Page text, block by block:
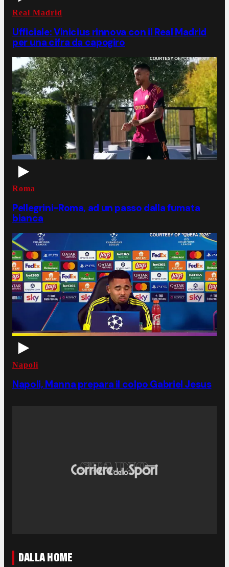
Real Madrid
Ufficiale: Vinicius rinnova con il Real Madrid
per una cifra da capogiro
Roma
Pellegrini-Roma, ad un passo dalla fumata
bianca
Napoli
Napoli, Manna prepara il colpo Gabriel Jesus
DALLA HOME